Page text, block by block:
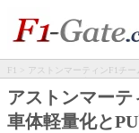
F1 > アストンマーティンF1チー
とPU改良も効果限定
アストンマー
車体軽量化と